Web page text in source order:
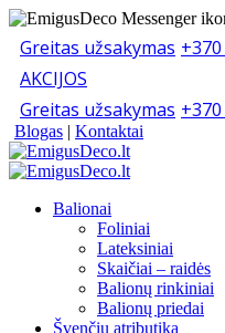
Greitas užsakymas
AKCIJOS
Greitas užsakymas
Blogas | Kontaktai
Balionai
Foliniai
Lateksiniai
Skaičiai – raidės
Balionų rinkiniai
Balionų priedai
Švenčių atributika